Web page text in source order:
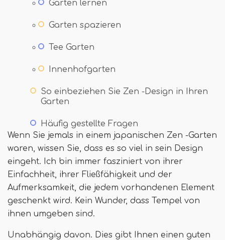
Garten lernen
Garten spazieren
Tee Garten
Innenhofgarten
So einbeziehen Sie Zen -Design in Ihren
Garten
Häufig gestellte Fragen
Wenn Sie jemals in einem japanischen Zen -Garten
waren, wissen Sie, dass es so viel in sein Design
eingeht. Ich bin immer fasziniert von ihrer
Einfachheit, ihrer Fließfähigkeit und der
Aufmerksamkeit, die jedem vorhandenen Element
geschenkt wird. Kein Wunder, dass Tempel von
ihnen umgeben sind.
Unabhängig davon. Dies gibt Ihnen einen guten